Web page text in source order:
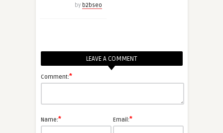
by b2bseo
LEAVE A COMMENT
Comment:*
Name:* Email:*